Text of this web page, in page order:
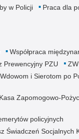
w Policji
Praca dla
Współpraca
Prewencyjny PZU
i Sierotom po
Zapomogowo-
policyjnych
Świadczeń Socjalnych